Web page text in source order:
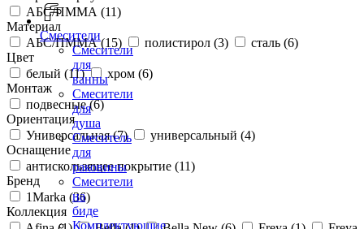
Смесители
Смесители
для
ванны
Смесители
для
душа
Смеситель
для
раковины
Смесители
на
биде
Комплектующие
АБС/ПММА (11)
Материал
АБС/ПММА (15) полистирол (3) сталь (6)
Цвет
белый (11) хром (6)
Монтаж
подвесные (6)
Ориентация
Универсальная (7) универсальный (4)
Оснащение
антискользящее покрытие (11)
Бренд
1Marka (36)
Коллекция